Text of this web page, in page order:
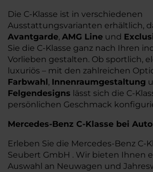
Die C-Klasse ist in verschiedenen
Ausstattungsvarianten erhältlich,
Avantgarde, AMG Line und
Sie die C-Klasse ganz nach Ihren
Vorlieben gestalten. Ob sportlich,
luxuriös – mit den zahlreichen
Farbwahl, Innenraumgestaltung
Felgendesigns lässt sich die C-
persönlichen Geschmack
Mercedes-Benz C-Klasse bei
Erleben Sie die Mercedes-Benz C-
Seubert GmbH . Wir bieten Ihnen
Auswahl an Neuwagen und